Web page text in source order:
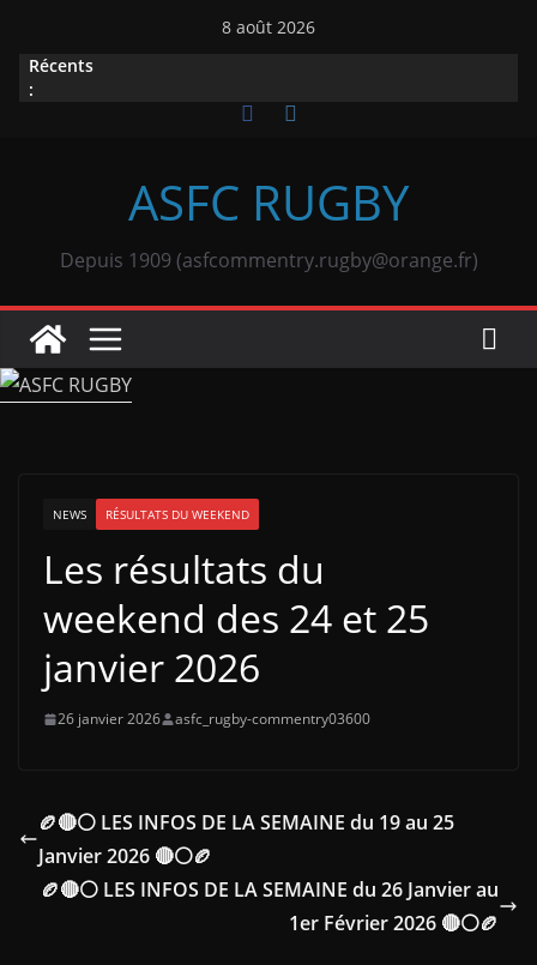
contenu
8 août 2026
Récents
:
ASFC RUGBY
Depuis 1909 (asfcommentry.rugby@orange.fr)
NEWS RÉSULTATS DU WEEKEND
Les résultats du
weekend des 24 et 25
janvier 2026
26 janvier 2026 asfc_rugby-commentry03600
🏉🔴⚪ LES INFOS DE LA SEMAINE du 19 au 25
Janvier 2026 🔴⚪🏉
🏉🔴⚪ LES INFOS DE LA SEMAINE du 26 Janvier au
1er Février 2026 🔴⚪🏉